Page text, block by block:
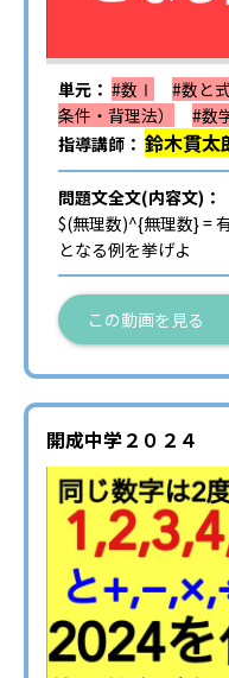
単元： #数Ⅰ #数と
条件・背理法）
#数
指導講師： 鈴木貫太
問題文全文(内容文)：
$(無理数)^{無理数} =
となる例を挙げよ
この動画を見る
開成中学２０２４